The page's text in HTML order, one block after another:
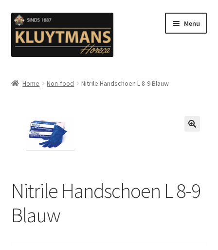
Ga
door
naar
navigatie
Ga
naar
de
inhoud
Menu
Luuks Favoriet IJS & Deserts
Koffie
Dranken
Home Non-food Nitrile Handschoen L 8-9 Blauw
Nitrile Handschoen L 8-9
Blauw